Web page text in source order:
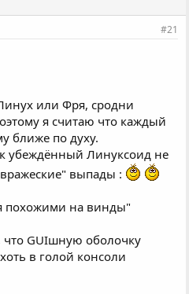
#21
или Фря, сродни
я считаю что каждый
ближе по духу.
убеждённый Линуксоид не
выпады :
похожими на винды"
что GUIшную оболочку
в голой консоли